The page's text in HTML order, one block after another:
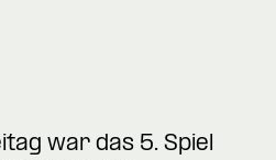
war das 5. Spiel